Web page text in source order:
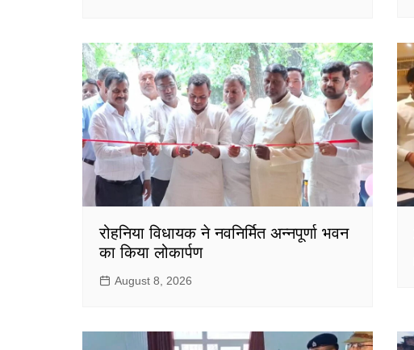
रोहनिया विधायक ने नवनिर्मित अन्नपूर्णा भवन
का किया लोकार्पण
August 8, 2026